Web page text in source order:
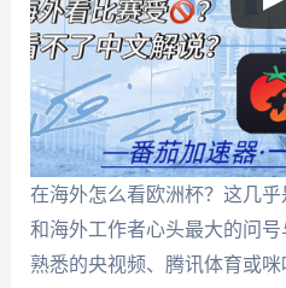
在海外怎么看欧洲杯？这几
和海外工作者心头最大的问
熟悉的央视频、腾讯体育或